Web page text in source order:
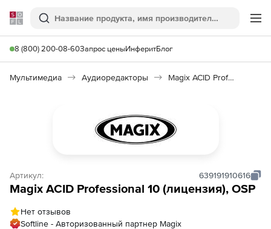
Softline
Поиск
8 (800) 200-08-60Запрос ценыИнферитБлог
Мультимедиа Аудиоредакторы Magix ACID Professional 10
Артикул: 639191910616
Magix ACID Professional 10 (лицензия), OSP
Нет отзывов
Softline - Авторизованный партнер Magix